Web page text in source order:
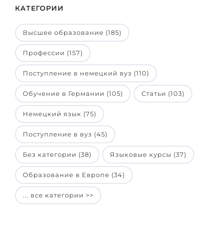
КАТЕГОРИИ
Высшее образование (185)
Профессии (157)
Поступление в немецкий вуз (110)
Обучение в Германии (105) Статьи (103)
Немецкий язык (75)
Поступление в вуз (45)
Без категории (38) Языковые курсы (37)
Образование в Европе (34)
... все категории >>